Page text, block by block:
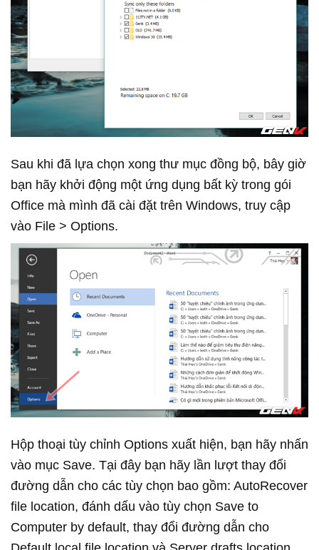
Sau khi đã lựa chọn xong thư mục đồng bộ, bây giờ
bạn hãy khởi động một ứng dụng bất kỳ trong gói
Office mà mình đã cài đặt trên Windows, truy cập
vào File > Options.
Hộp thoại tùy chỉnh Options xuất hiện, bạn hãy nhấn
vào mục Save. Tại đây bạn hãy lần lượt thay đổi
đường dẫn cho các tùy chọn bao gồm: AutoRecover
file location, đánh dấu vào tùy chọn Save to
Computer by default, thay đổi đường dẫn cho